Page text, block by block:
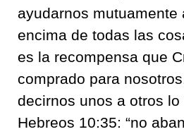
ayudarnos mutuamente
encima de todas las
es la recompensa que
comprado para
decirnos unos a otros lo
Hebreos 10:35: “no